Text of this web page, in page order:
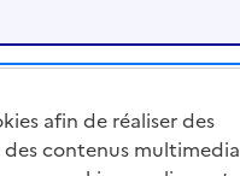
afin de réaliser des
contenus